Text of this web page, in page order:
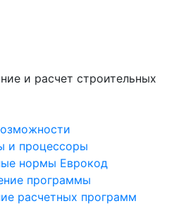
и расчет строительных
и процессоры
нормы Еврокод
программы
расчетных программ